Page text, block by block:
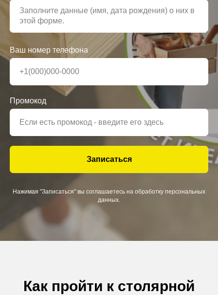
Ваш номер телефона
Промокод
Записаться
Нажимая "Записаться" вы соглашаетесь на обработку персональных
данных.
Как пройти к столярной